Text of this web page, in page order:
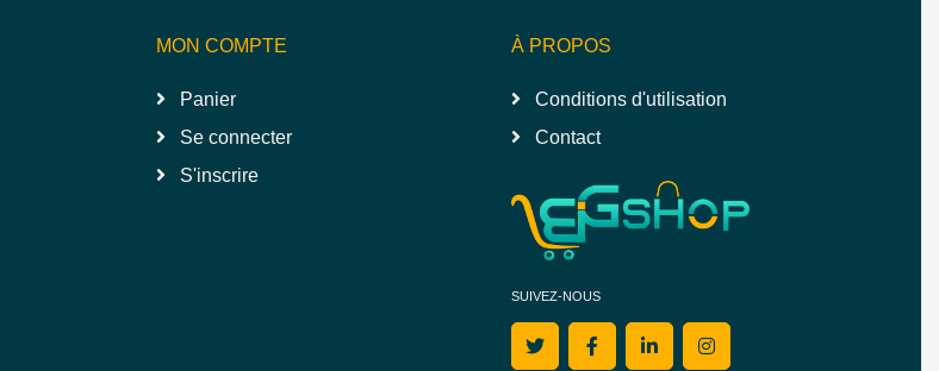
MON COMPTE
Panier
Se connecter
S'inscrire
À PROPOS
Conditions d'utilisation
Contact
SUIVEZ-NOUS